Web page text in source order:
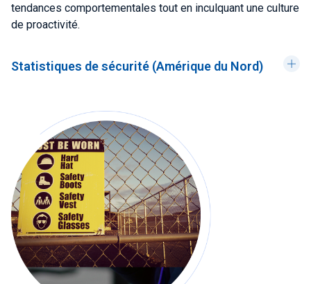
tendances comportementales tout en inculquant une culture
de proactivité.
Statistiques de sécurité (Amérique du Nord)